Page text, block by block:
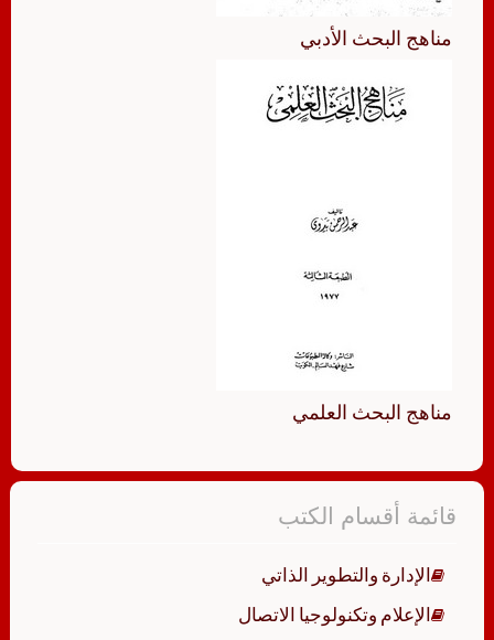
مناهج البحث الأدبي
مناهج البحث العلمي
قائمة أقسام الكتب
الإدارة والتطوير الذاتي
الإعلام وتكنولوجيا الاتصال